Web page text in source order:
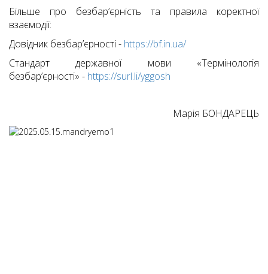
Більше про безбар’єрність та правила коректної
взаємодії:
Довідник безбар’єрності - https://bf.in.ua/
Стандарт державної мови «Термінологія
безбар’єрності» - https://surl.li/yggosh
Марія БОНДАРЕЦЬ